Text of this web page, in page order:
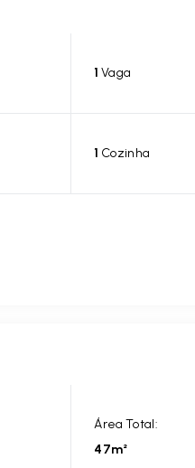
1 Vaga
1 Cozinha
Área Total:
47m²